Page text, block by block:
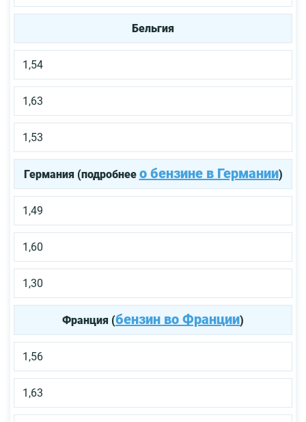
Бельгия
1,54
1,63
1,53
Германия (подробнее о бензине в Германии)
1,49
1,60
1,30
Франция (бензин во Франции)
1,56
1,63